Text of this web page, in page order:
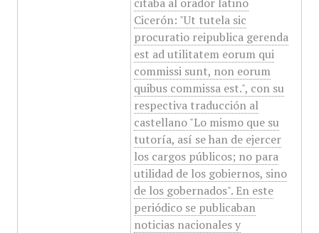
Cicerón: "Ut tutela sic
procuratio reipublica gerenda
est ad utilitatem eorum qui
commissi sunt, non eorum
quibus commissa est.", con su
respectiva traducción al
castellano "Lo mismo que su
tutoría, así se han de ejercer
los cargos públicos; no para
utilidad de los gobiernos, sino
de los gobernados". En este
periódico se publicaban
noticias nacionales y